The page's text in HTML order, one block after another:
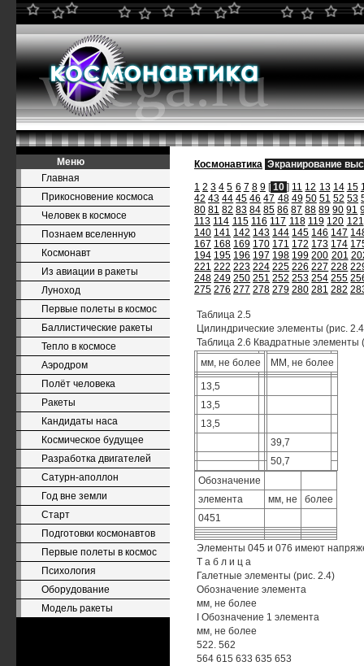
Меню
Главная
Прикосновение космоса
Человек в космосе
Познаем вселенную
Космонавт
Из авиации в ракеты
Луноход
Первые полеты в космос
Баллистические ракеты
Тепло в космосе
Аэродром
Полёт человека
Ракеты
Кандидаты наса
Космическое будущее
Разработка двигателей
Сатурн-аполлон
Год вне земли
Старт
Подготовки космонавтов
Первые полеты в космос
Психология
Оборудование
Модель ракеты
Космонавтика Экранирование
1 2 3 4 5 6 7 8 9[ 10 ] 11 12 13 14 15
42 43 44 45 46 47 48 49 50 51 52 53
80 81 82 83 84 85 86 87 88 89 90 91
113 114 115 116 117 118 119 120 121
140 141 142 143 144 145 146 147
167 168 169 170 171 172 173 174
194 195 196 197 198 199 200 201
221 222 223 224 225 226 227 228
248 249 250 251 252 253 254 255
275 276 277 278 279 280 281 282
Таблица 2.5
Цилиндрические элементы (рис.
Таблица 2.6 Квадратные элементы
мм, не более
MM, не более
13,5
13,5
13,5
39,7
50,7
Обозначение
элемента
мм, не
более
0451
Элементы 045 и 076 имеют
Т а б л и ц а
Галетные элементы (рис. 2.4)
Обозначение элемента
мм, не более
I Обозначение 1 элемента
мм, не более
522. 562
564 615 633 635 653